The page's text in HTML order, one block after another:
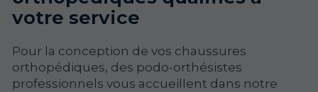
votre service
Pour la conception de vos chaussures
orthopédiques, des podo-orthésistes
professionnels vous accueillent dans notre